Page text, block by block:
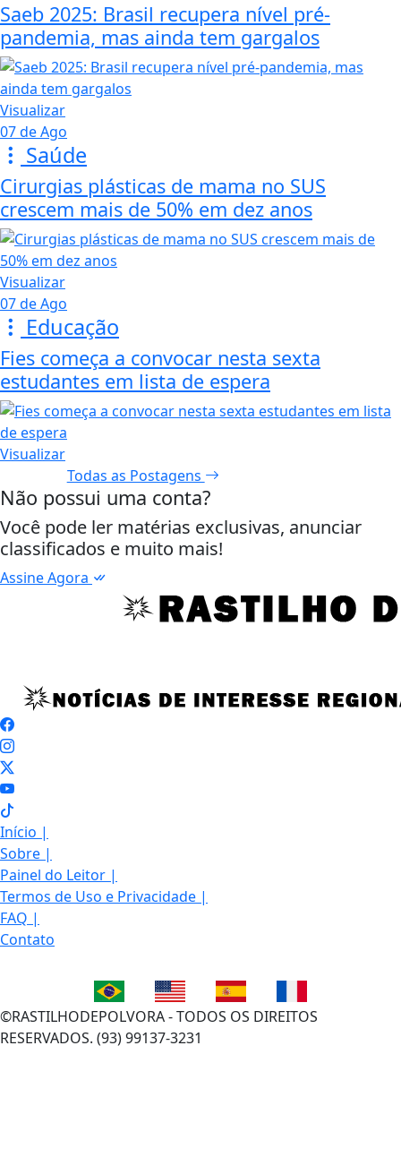
Saeb 2025: Brasil recupera nível pré-
pandemia, mas ainda tem gargalos
Visualizar
07 de Ago
Saúde
Cirurgias plásticas de mama no SUS
crescem mais de 50% em dez anos
Visualizar
07 de Ago
Educação
Fies começa a convocar nesta sexta
estudantes em lista de espera
Visualizar
Todas as Postagens
Não possui uma conta?
Você pode ler matérias exclusivas, anunciar
classificados e muito mais!
Assine Agora
Início |
Sobre |
Painel do Leitor |
Termos de Uso e Privacidade |
FAQ |
Contato
©RASTILHODEPOLVORA - TODOS OS DIREITOS
RESERVADOS. (93) 99137-3231